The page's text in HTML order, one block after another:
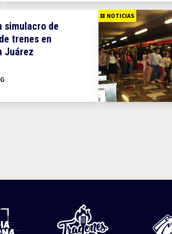
simulacro de
trenes en
Juárez
NOTICIAS